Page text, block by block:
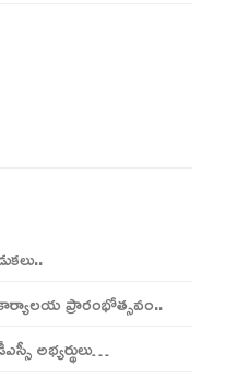
ప్రారంభోత్సవం..
అభ్యర్థులు…